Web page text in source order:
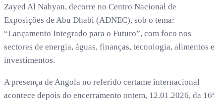
Zayed Al Nahyan, decorre no Centro Nacional de
Exposições de Abu Dhabi (ADNEC), sob o tema:
“Lançamento Integrado para o Futuro”, com foco nos
sectores de energia, águas, finanças, tecnologia, alimentos e
investimentos.
A presença de Angola no referido certame internacional
acontece depois do encerramento ontem, 12.01.2026, da 16ª